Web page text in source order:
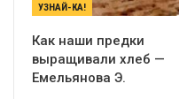
УЗНАЙ-КА!
Как наши предки
выращивали хлеб —
Емельянова Э.